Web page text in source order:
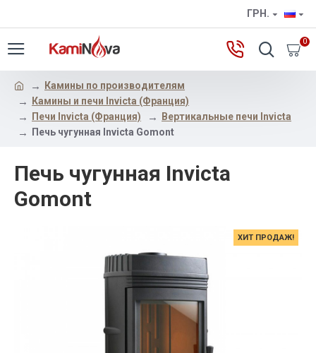
ГРН.
0
Камины по производителям
Камины и печи Invicta (Франция)
Печи Invicta (Франция)
Вертикальные печи Invicta
Печь чугунная Invicta Gomont
Печь чугунная Invicta
Gomont
ХИТ ПРОДАЖ!